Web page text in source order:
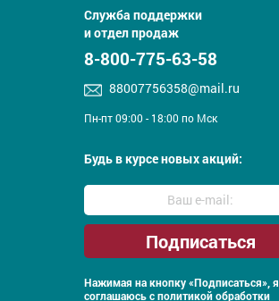
Служба поддержки
и отдел продаж
8-800-775-63-58
88007756358@mail.ru
Пн-пт 09:00 - 18:00 по Мск
Будь в курсе новых акций:
Нажимая на кнопку «Подписаться», я
соглашаюсь с политикой обработки